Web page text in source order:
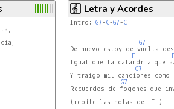
Letra y Acordes
Intro: G7-C-G7-C
G7
De nuevo estoy de vuelta
F
Igual que la calandria que
G7
Y traigo mil canciones como
G7
Recuerdos de fogones que
(repite las notas de -I-)